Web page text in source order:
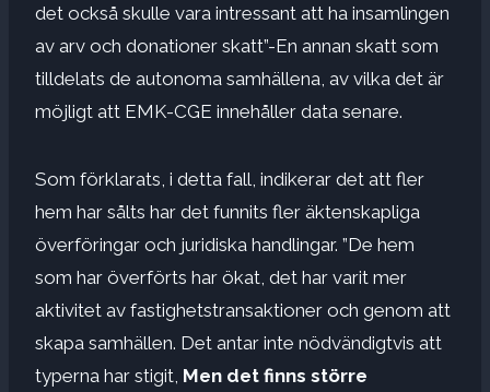
det också skulle vara intressant att ha insamlingen
av arv och donationer skatt”-En annan skatt som
tilldelats de autonoma samhällena, av vilka det är
möjligt att EMK-CGE innehåller data senare.
Som förklarats, i detta fall, indikerar det att fler
hem har sålts har det funnits fler äktenskapliga
överföringar och juridiska handlingar. ”De hem
som har överförts har ökat, det har varit mer
aktivitet av fastighetstransaktioner och genom att
skapa samhällen. Det antar inte nödvändigtvis att
typerna har stigit, Men det finns större